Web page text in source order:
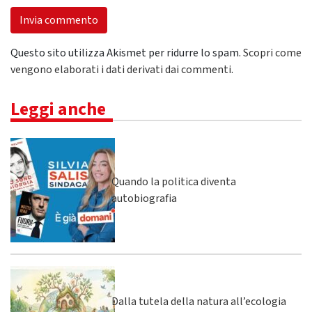
Questo sito utilizza Akismet per ridurre lo spam.Scopri come
vengono elaborati i dati derivati dai commenti.
Leggi anche
Quando la politica diventa
autobiografia
Dalla tutela della natura all’ecologia